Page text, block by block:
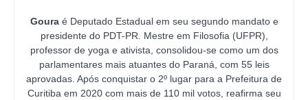
Gouraé Deputado Estadual em seu segundo mandato e
presidente do PDT-PR. Mestre em Filosofia (UFPR),
professor de yoga e ativista, consolidou-se como um dos
parlamentares mais atuantes do Paraná, com 55 leis
aprovadas. Após conquistar o 2º lugar para a Prefeitura de
Curitiba em 2020 com mais de 110 mil votos, reafirma seu